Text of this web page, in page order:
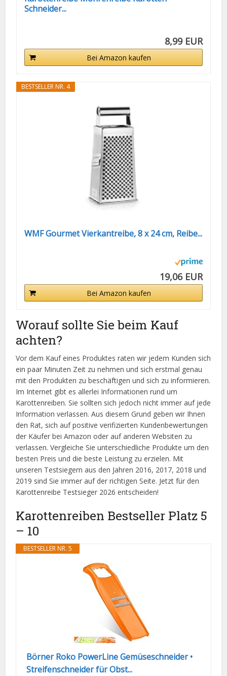
Schneider...
8,99 EUR
Bei Amazon kaufen
BESTSELLER NR. 4
WMF Gourmet Vierkantreibe, 8 x 24 cm, Reibe...
19,06 EUR
Bei Amazon kaufen
Worauf sollte Sie beim Kauf
achten?
Vor dem Kauf eines Produktes raten wir jedem Kunden sich
ein paar Minuten Zeit zu nehmen und sich erstmal genau
mit den Produkten zu beschäftigen und sich zu informieren.
Im Internet gibt es allerlei Informationen rund um
Karottenreiben. Sie sollten sich jedoch nicht immer auf jede
Information verlassen. Aus diesem Grund geben wir Ihnen
den Rat, sich auf positive verifizierten Kundenbewertungen
der Käufer bei Amazon oder auf anderen Websiten zu
verlassen. Vergleiche Sie unterschiedliche Produkte um den
besten Preis und die beste Leistung zu erzielen. Mit
unseren Testsiegern aus den Jahren 2016, 2017, 2018 und
2019 sind Sie immer auf der richtigen Seite. Jetzt für den
Karottenreibe Testsieger 2026 entscheiden!
Karottenreiben Bestseller Platz 5
– 10
BESTSELLER NR. 5
Börner Roko PowerLine Gemüseschneider •
Streifenschneider für Obst...